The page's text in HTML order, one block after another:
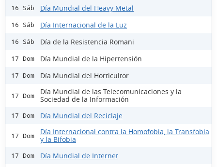
16 Sáb Día Mundial del Heavy Metal
16 Sáb Día Internacional de la Luz
16 Sáb Día de la Resistencia Romani
17 Dom Día Mundial de la Hipertensión
17 Dom Día Mundial del Horticultor
17 Dom
Día Mundial de las Telecomunicaciones y la
Sociedad de la Información
17 Dom Día Mundial del Reciclaje
17 Dom
Día Internacional contra la Homofobia, la Transfobia
y la Bifobia
17 Dom Día Mundial de Internet